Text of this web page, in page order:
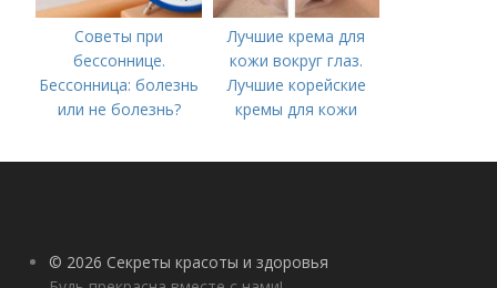
Советы при
бессоннице.
Бессонница: болезнь
или не болезнь?
Лучшие крема для
кожи вокруг глаз.
Лучшие корейские
кремы для кожи
году
© 2026 Секреты красоты и здоровья